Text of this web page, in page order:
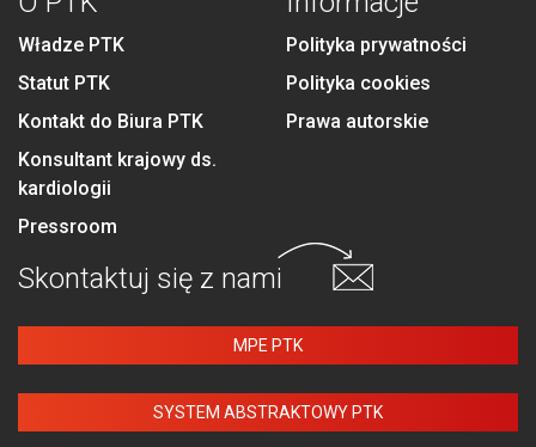
Władze PTK
Statut PTK
Kontakt do Biura PTK
Konsultant krajowy ds.
kardiologii
Pressroom
Polityka prywatności
Polityka cookies
Prawa autorskie
Skontaktuj się z nami
MPE PTK
SYSTEM ABSTRAKTOWY PTK